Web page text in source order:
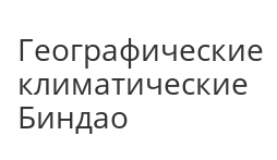
Биндао